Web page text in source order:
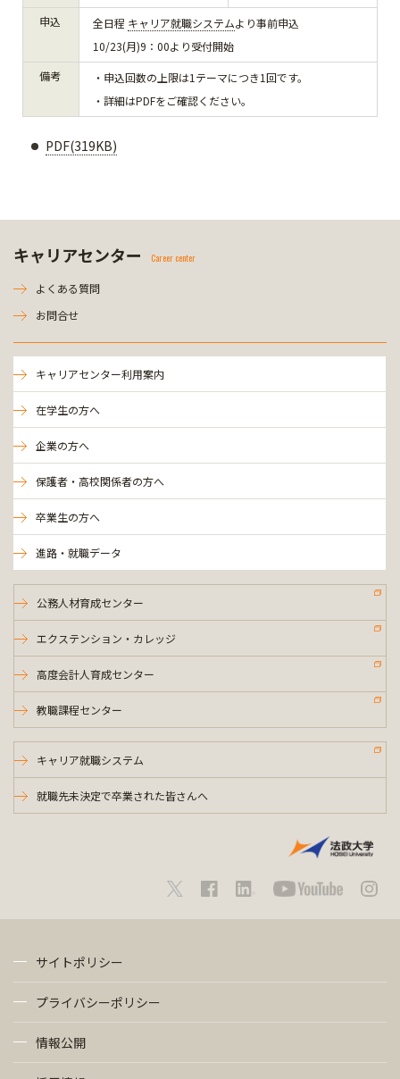
申込
全日程 キャリア就職システムより事前申込
10/23(月)9：00より受付開始
備考
・申込回数の上限は1テーマにつき1回です。
・詳細はPDFをご確認ください。
PDF(319KB)
キャリアセンター Career center
よくある質問
お問合せ
キャリアセンター利用案内
在学生の方へ
企業の方へ
保護者・高校関係者の方へ
卒業生の方へ
進路・就職データ
公務人材育成センター
エクステンション・カレッジ
高度会計人育成センター
教職課程センター
キャリア就職システム
就職先未決定で卒業された皆さんへ
サイトポリシー
プライバシーポリシー
情報公開